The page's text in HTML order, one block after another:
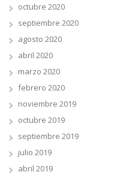
octubre 2020
septiembre 2020
agosto 2020
abril 2020
marzo 2020
febrero 2020
noviembre 2019
octubre 2019
septiembre 2019
julio 2019
abril 2019